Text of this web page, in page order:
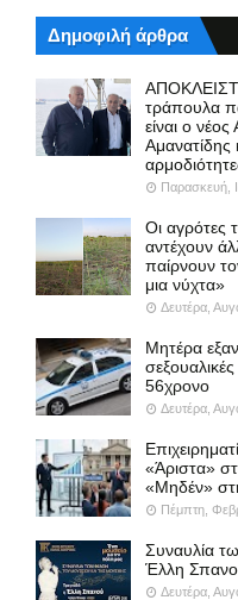
Δημοφιλή άρθρα
τράπουλα
είναι ο
Αμανατίδης
Παρασκευή,
Οι αγρότες
αντέχουν
παίρνουν
μια νύχτα»
Δευτέρα,
Μητέρα
56χρονο
Δευτέρα,
«Άριστα»
«Μηδέν»
Πέμπτη,
Συναυλία
Έλλη
Δευτέρα,